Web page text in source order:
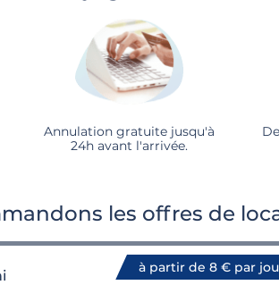
Annulation gratuite jusqu'à
24h avant l'arrivée.
les offres de
à partir de 8 € par